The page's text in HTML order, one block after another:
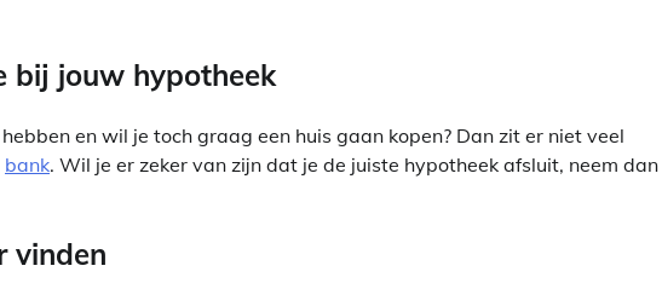
bij jouw hypotheek
en wil je toch graag een huis gaan kopen? Dan zit er niet veel
bank. Wil je er zeker van zijn dat je de juiste hypotheek afsluit, neem dan
vinden